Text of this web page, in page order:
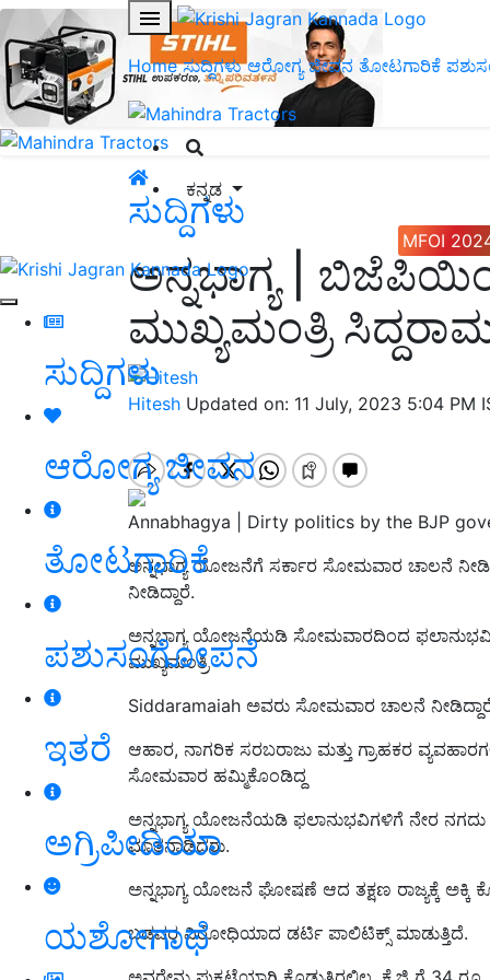
Home ಸುದ್ದಿಗಳು ಆರೋಗ್ಯ ಜೀವನ ತೋಟಗಾರಿಕೆ
ಕನ್ನಡ
MFOI
ಸುದ್ದಿಗಳು
ಆರೋಗ್ಯ ಜೀವನ
ತೋಟಗಾರಿಕೆ
ಪಶುಸಂಗೋಪನೆ
ಇತರೆ
ಅಗ್ರಿಪೀಡಿಯಾ
ಯಶೋಗಾಥೆ
ಸುದ್ದಿಗಳು
ಅನ್ನಭಾಗ್ಯ |
ಮುಖ್ಯಮಂತ್ರಿ
Hitesh Updated on: 11 July, 2023 5:04 PM
Annabhagya | Dirty politics by the BJP
ಅನ್ನಭಾಗ್ಯ ಯೋಜನೆಗೆ ಸರ್ಕಾರ ಸೋಮವಾರ ಚಾಲನೆ
ನೀಡಿದ್ದಾರೆ.
ಅನ್ನಭಾಗ್ಯ ಯೋಜನೆಯಡಿ ಸೋಮವಾರದಿಂದ
ಮುಖ್ಯಮಂತ್ರಿ
Siddaramaiah ಅವರು ಸೋಮವಾರ ಚಾಲನೆ ನೀಡಿ
ಆಹಾರ, ನಾಗರಿಕ ಸರಬರಾಜು ಮತ್ತು ಗ್ರಾಹಕರ
ಸೋಮವಾರ ಹಮ್ಮಿಕೊಂಡಿದ್ದ
ಅನ್ನಭಾಗ್ಯ ಯೋಜನೆಯಡಿ ಫಲಾನುಭವಿಗಳಿಗೆ ನೇರ
ಮಾತನಾಡಿದರು.
ಅನ್ನಭಾಗ್ಯ ಯೋಜನೆ ಘೋಷಣೆ ಆದ ತಕ್ಷಣ ರಾಜ್ಯಕ್ಕೆ ಅಕ್ಕಿ
ಬಡವರ ವಿರೋಧಿಯಾದ ಡರ್ಟಿ ಪಾಲಿಟಿಕ್ಸ್ ಮಾಡುತ್ತಿದೆ.